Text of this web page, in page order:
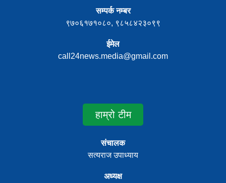
सम्पर्क नम्बर
९७०६१७१०८०, ९८५८४२३०९९
ईमेल
call24news.media@gmail.com
हाम्रो टीम
संचालक
सत्यराज उपाध्याय
अध्यक्ष